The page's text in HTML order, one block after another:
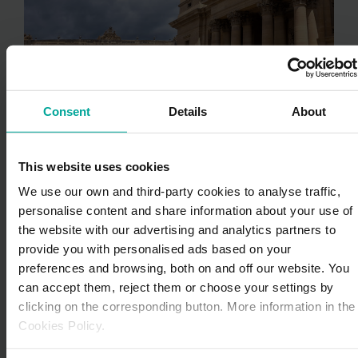
Consent Details About
This website uses cookies
We use our own and third-party cookies to analyse traffic,
personalise content and share information about your use of
the website with our advertising and analytics partners to
provide you with personalised ads based on your
preferences and browsing, both on and off our website. You
can accept them, reject them or choose your settings by
clicking on the corresponding button. More information in the
Cookies Policy.
Barrios en los que se aplica la zona
naranja de Pamplona
alejados del centro, incluyendo Milagrosa, Iturrama,
son:
Calle Padre Moret
Calle Monasterio de Iranzu
Avenida Pío XII.
En algunos sectores, la zona naranja se combina con